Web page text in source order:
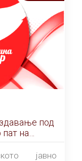
под
на
јавно